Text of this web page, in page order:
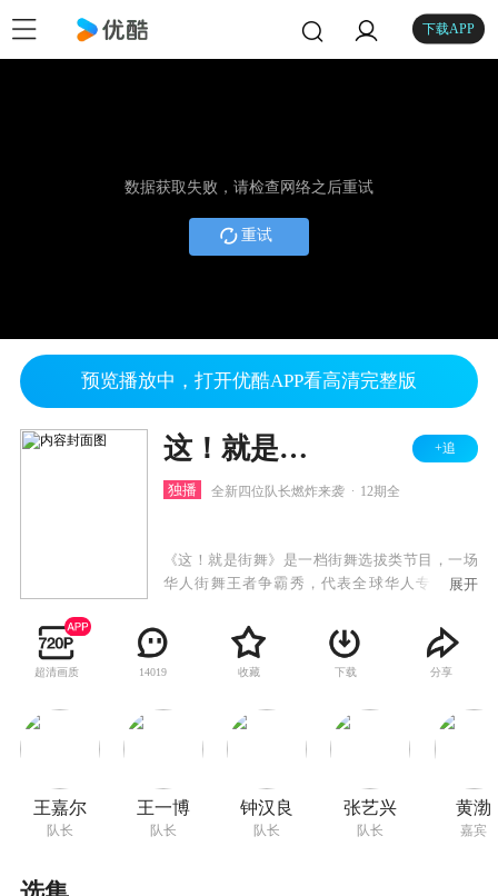
下载APP
数据获取失败，请检查网络之后重试
重试
预览播放中，打开优酷APP看高清完整版
这！就是街舞 第三季 +追
独播 全新四位队长燃炸来袭 12期全
《这！就是街舞》是一档街舞选拔类节目，一场
华人街舞王者争霸秀，代表全球华人专业、青
文化之星，从专业角度挑选具有个人特色的时尚
潮人榜样，打造全球华人优秀舞者竞技赛。王嘉
尔、王一博、钟汉良、张艺兴四位队长加盟
阵容，身体力行诠释“爱、和平与尊重”的街舞精
神，在节目中选择优秀舞者，组成属于自己的街
中国街舞的超级荣耀。
展开
超清画质 14019 收藏 下载 分享
王嘉尔
队长
王一博
队长
钟汉良
队长
张艺兴
队长
黄渤
嘉宾